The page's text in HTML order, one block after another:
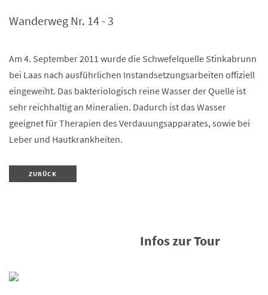
Wanderweg Nr. 14 - 3
Am 4. September 2011 wurde die Schwefelquelle Stinkabrunn
bei Laas nach ausführlichen Instandsetzungsarbeiten offiziell
eingeweiht. Das bakteriologisch reine Wasser der Quelle ist
sehr reichhaltig an Mineralien. Dadurch ist das Wasser
geeignet für Therapien des Verdauungsapparates, sowie bei
Leber und Hautkrankheiten.
ZURÜCK
Infos zur Tour